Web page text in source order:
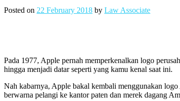
Posted on 22 February 2018 by Law Associate
Pada 1977, Apple pernah memperkenalkan logo
hingga menjadi datar seperti yang kamu kenal saat ini.
Nah kabarnya, Apple bakal kembali menggunakan
berwarna pelangi ke kantor paten dan merek dagang